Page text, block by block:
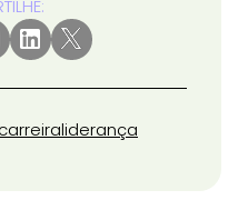
carreiraliderança